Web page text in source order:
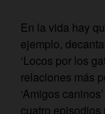
En la vida hay
ejemplo,
‘Locos por los
relaciones más
‘Amigos
cuatro episodios